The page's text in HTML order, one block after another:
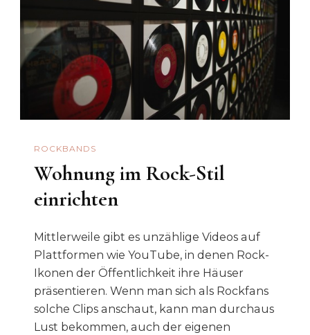
ROCKBANDS
Wohnung im Rock-Stil
einrichten
Mittlerweile gibt es unzählige Videos auf
Plattformen wie YouTube, in denen Rock-
Ikonen der Öffentlichkeit ihre Häuser
präsentieren. Wenn man sich als Rockfans
solche Clips anschaut, kann man durchaus
Lust bekommen, auch der eigenen